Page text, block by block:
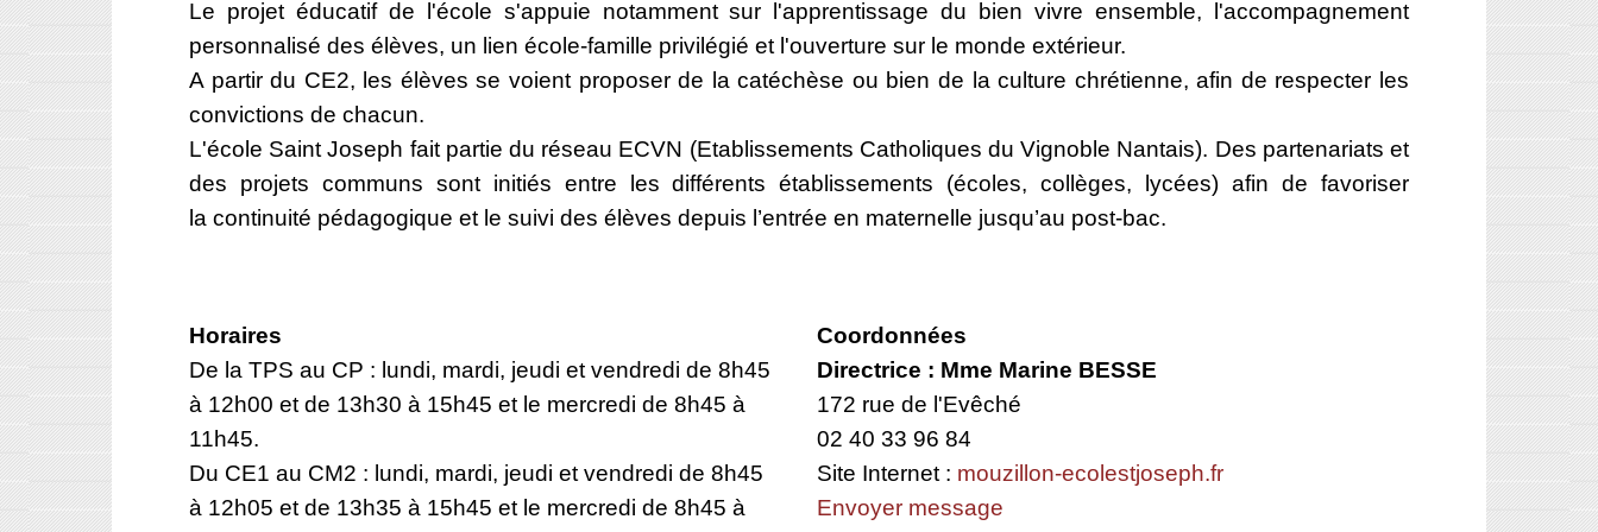
Le projet éducatif de l'école s'appuie notamment sur l'apprentissage du bien vivre ensemble, l'accompagnement
personnalisé des élèves, un lien école-famille privilégié et l'ouverture sur le monde extérieur.
A partir du CE2, les élèves se voient proposer de la catéchèse ou bien de la culture chrétienne, afin de respecter les
convictions de chacun.
L'école Saint Joseph fait partie du réseau ECVN (Etablissements Catholiques du Vignoble Nantais). Des partenariats et
des projets communs sont initiés entre les différents établissements (écoles, collèges, lycées) afin de favoriser
la continuité pédagogique et le suivi des élèves depuis l’entrée en maternelle jusqu’au post-bac.
Horaires
De la TPS au CP : lundi, mardi, jeudi et vendredi de 8h45
à 12h00 et de 13h30 à 15h45 et le mercredi de 8h45 à
11h45.
Du CE1 au CM2 : lundi, mardi, jeudi et vendredi de 8h45
à 12h05 et de 13h35 à 15h45 et le mercredi de 8h45 à
Coordonnées
Directrice : Mme Marine BESSE
172 rue de l'Evêché
02 40 33 96 84
Site Internet : mouzillon-ecolestjoseph.fr
Envoyer message